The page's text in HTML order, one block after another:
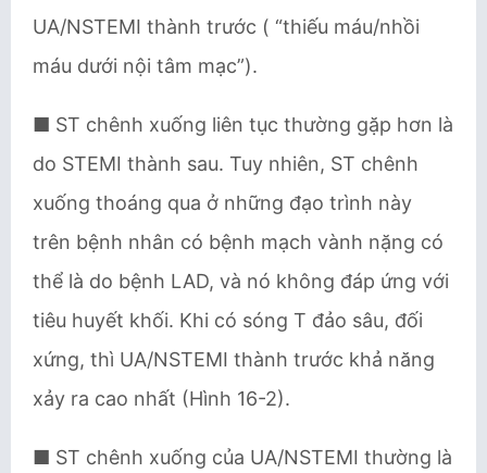
UA/NSTEMI thành trước ( “thiếu máu/nhồi
máu dưới nội tâm mạc”).
■ ST chênh xuống liên tục thường gặp hơn là
do STEMI thành sau. Tuy nhiên, ST chênh
xuống thoáng qua ở những đạo trình này
trên bệnh nhân có bệnh mạch vành nặng có
thể là do bệnh LAD, và nó không đáp ứng với
tiêu huyết khối. Khi có sóng T đảo sâu, đối
xứng, thì UA/NSTEMI thành trước khả năng
xảy ra cao nhất (Hình 16-2).
■ ST chênh xuống của UA/NSTEMI thường là